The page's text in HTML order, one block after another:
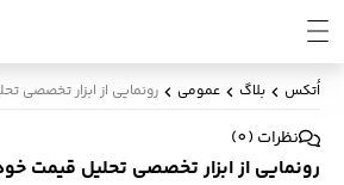
اُتکس بلاگ عمومی رونمایی از ابزار
نظرات (
0
)
رونمایی از ابزار تخصصی تحلیل